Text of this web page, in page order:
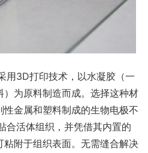
用3D打印技术，以水凝胶（一
为原料制造而成。选择这种材
金属和塑料制成的生物电极不
合活体组织，并凭借其内置的
粘附于组织表面。无需缝合解决